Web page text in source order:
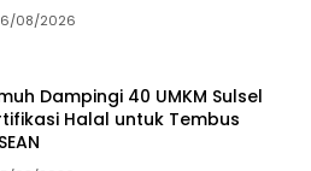
08/2026
Dampingi 40 UMKM Sulsel
Halal untuk Tembus